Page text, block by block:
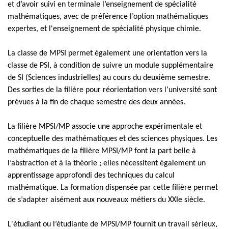
et d’avoir suivi en terminale l’enseignement de spécialité
mathématiques, avec de préférence l’option mathématiques
expertes, et l'enseignement de spécialité physique chimie.
La classe de MPSI permet également une orientation vers la
classe de PSI, à condition de suivre un module supplémentaire
de SI (Sciences industrielles) au cours du deuxième semestre.
Des sorties de la filière pour réorientation vers l’université sont
prévues à la fin de chaque semestre des deux années.
La filière MPSI/MP associe une approche expérimentale et
conceptuelle des mathématiques et des sciences physiques. Les
mathématiques de la filière MPSI/MP font la part belle à
l’abstraction et à la théorie ; elles nécessitent également un
apprentissage approfondi des techniques du calcul
mathématique. La formation dispensée par cette filière permet
de s’adapter aisément aux nouveaux métiers du XXIe siècle.
L'étudiant ou l’étudiante de MPSI/MP fournit un travail sérieux,